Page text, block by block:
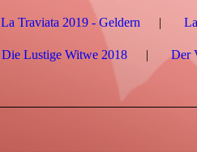
La Traviata 2019 - Geldern
Die Lustige Witwe 2018 Der